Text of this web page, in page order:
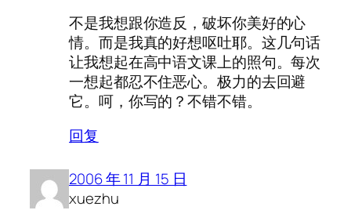
不是我想跟你造反，破坏你美好的心
情。而是我真的好想呕吐耶。这几句话
让我想起在高中语文课上的照句。每次
一想起都忍不住恶心。极力的去回避
它。呵，你写的？不错不错。
回复
2006 年 11 月 15 日
xuezhu